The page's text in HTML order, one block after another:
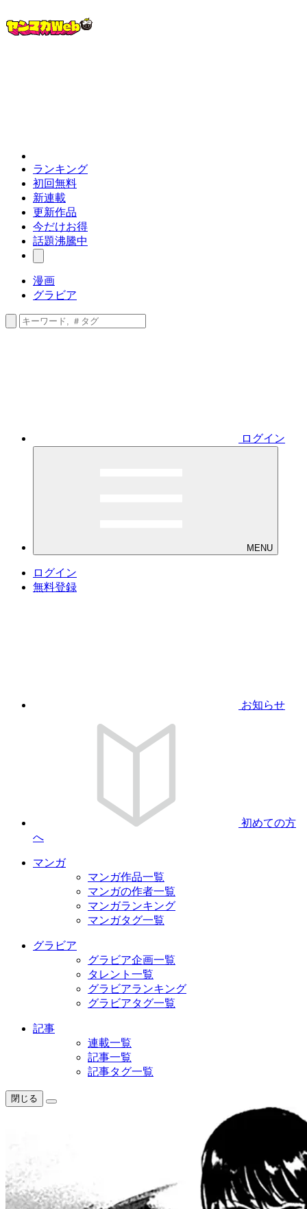
ランキング
初回無料
新連載
更新作品
今だけお得
話題沸騰中
漫画
グラビア
ログイン
MENU
ログイン
無料登録
お知らせ
初めての方
へ
マンガ
マンガ作品一覧
マンガの作者一覧
マンガランキング
マンガタグ一覧
グラビア
グラビア企画一覧
タレント一覧
グラビアランキング
グラビアタグ一覧
記事
連載一覧
記事一覧
記事タグ一覧
閉じる